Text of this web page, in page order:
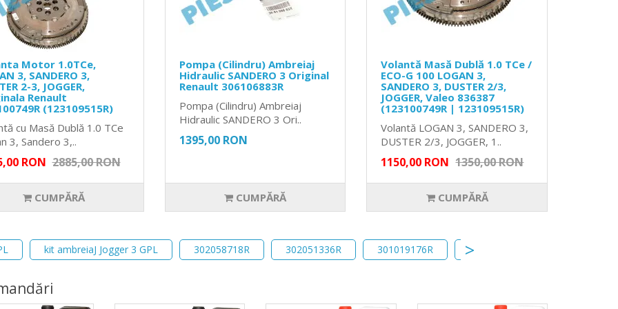
Motor 1.0TCe,
3, SANDERO 3,
2-3, JOGGER,
Renault
(123109515R)
cu Masă Dublă 1.0 TCe
3, Sandero 3,..
RON 2885,00 RON
CUMPĂRĂ
Pompa (Cilindru) Ambreiaj
Hidraulic SANDERO 3 Original
Renault 306106883R
Pompa (Cilindru) Ambreiaj
Hidraulic SANDERO 3 Ori..
1395,00 RON
CUMPĂRĂ
Volantă Masă Dublă 1.0 TCe /
ECO-G 100 LOGAN 3,
SANDERO 3, DUSTER 2/3,
JOGGER, Valeo 836387
(123100749R | 123109515R)
Volantă LOGAN 3, SANDERO 3,
DUSTER 2/3, JOGGER, 1..
1150,00 RON 1350,00 RON
CUMPĂRĂ
kit ambreiaJ Jogger 3 GPL 302058718R 302051336R 301019176R 302103230R